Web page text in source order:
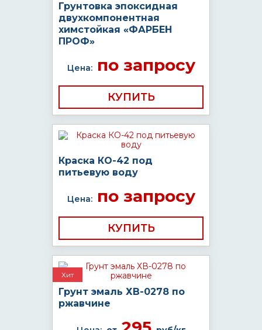
Грунтовка эпоксидная
двухкомпонентная
химстойкая «ФАРБЕН
ПРОФ»
Цена:по запросу
КУПИТЬ
Краска КО-42 под
питьевую воду
Цена:по запросу
КУПИТЬ
Хит
Грунт эмаль ХВ-0278 по
ржавчине